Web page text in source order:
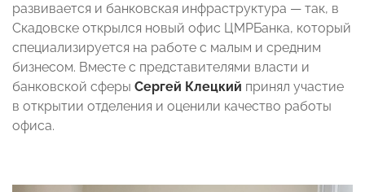
развивается и банковская инфраструктура — так, в
Скадовске открылся новый офис ЦМРБанка, который
специализируется на работе с малым и средним
бизнесом. Вместе с представителями власти и
банковской сферы Сергей Клецкий принял участие
в открытии отделения и оценили качество работы
офиса.